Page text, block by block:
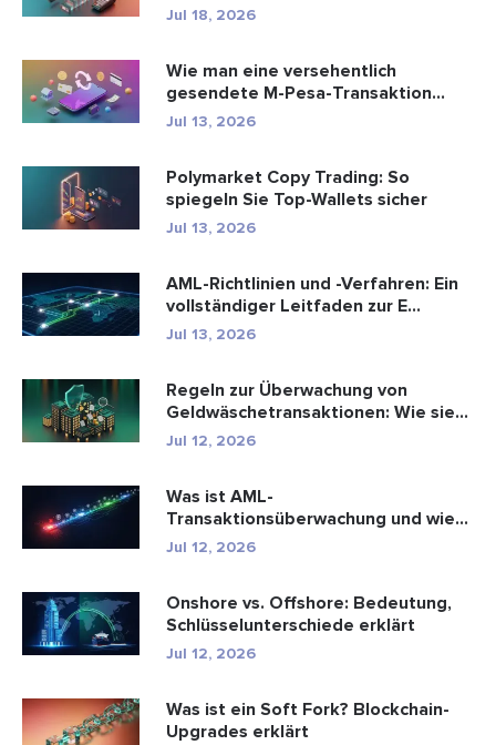
Jul 18, 2026
Wie man eine versehentlich
gesendete M-Pesa-Transaktion
rückgäng...
Jul 13, 2026
Polymarket Copy Trading: So
spiegeln Sie Top-Wallets sicher
Jul 13, 2026
AML-Richtlinien und -Verfahren: Ein
vollständiger Leitfaden zur E...
Jul 13, 2026
Regeln zur Überwachung von
Geldwäschetransaktionen: Wie sie
Fina...
Jul 12, 2026
Was ist AML-
Transaktionsüberwachung und wie
funktioniert sie?
Jul 12, 2026
Onshore vs. Offshore: Bedeutung,
Schlüsselunterschiede erklärt
Jul 12, 2026
Was ist ein Soft Fork? Blockchain-
Upgrades erklärt